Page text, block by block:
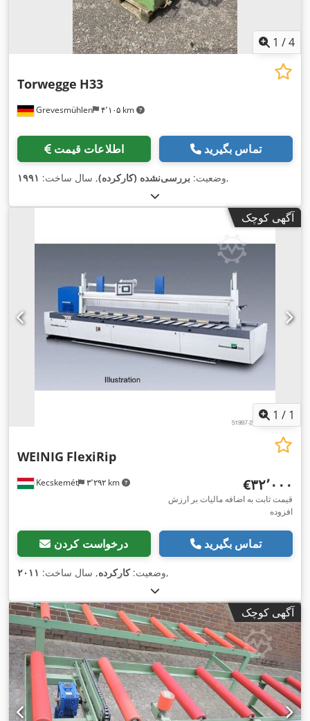
1 /4
Grevesmühlen ۴٬۱۰۵ km
Torwegge H33
اطلاعات قیمت تماس بگیرید
وضعیت: بررسی‌نشده (کارکرده), سال ساخت: ۱۹۹۱ ,
آگهی کوچک
1 / 1
Kecskemét ۳٬۲۹۲ km
WEINIG FlexiRip
‎€۳۲٬۰۰۰
قیمت ثابت به اضافه مالیات بر ارزش
افزوده
درخواست کردن تماس بگیرید
وضعیت:کارکرده, سال ساخت: ۲۰۱۱ ,
آگهی کوچک